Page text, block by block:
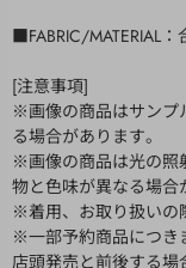
■FABRIC/MATERIAL
[注意事項]
※画像の商品はサンプ
る場合があります。
※画像の商品は光の照
物と色味が異なる場合
※着用、お取り扱いの
※一部予約商品につき
店頭発売と前後する場